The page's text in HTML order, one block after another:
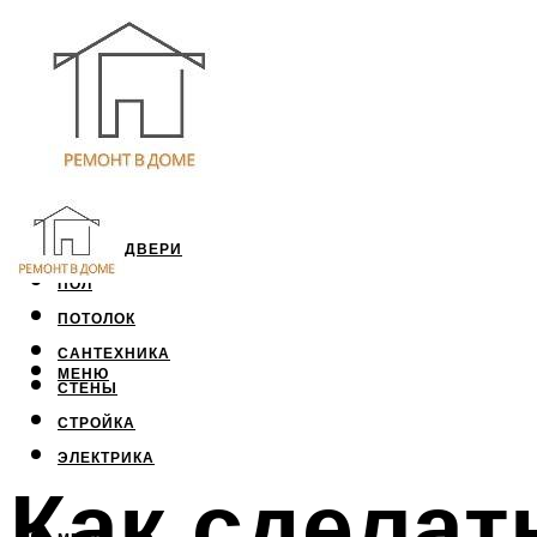
ОКНА И ДВЕРИ
ПОЛ
ПОТОЛОК
САНТЕХНИКА
СТЕНЫ
СТРОЙКА
ЭЛЕКТРИКА
МЕНЮ